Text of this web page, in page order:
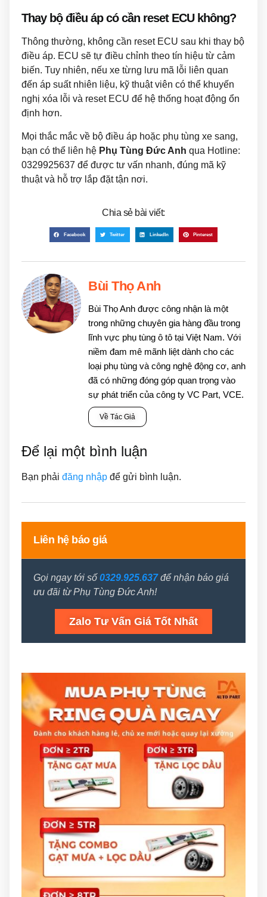
Thay bộ điều áp có cần reset ECU không?
Thông thường, không cần reset ECU sau khi thay bộ
điều áp. ECU sẽ tự điều chỉnh theo tín hiệu từ cảm
biến. Tuy nhiên, nếu xe từng lưu mã lỗi liên quan
đến áp suất nhiên liệu, kỹ thuật viên có thể khuyến
nghị xóa lỗi và reset ECU để hệ thống hoạt động ổn
định hơn.
Mọi thắc mắc về bộ điều áp hoặc phụ tùng xe sang,
bạn có thể liên hệ Phụ Tùng Đức Anh qua Hotline:
0329925637 để được tư vấn nhanh, đúng mã kỹ
thuật và hỗ trợ lắp đặt tận nơi.
Chia sẻ bài viết:
Facebook Twitter LinkedIn Pinterest
Bùi Thọ Anh
Bùi Thọ Anh được công nhận là một
trong những chuyên gia hàng đầu trong
lĩnh vực phụ tùng ô tô tại Việt Nam. Với
niềm đam mê mãnh liệt dành cho các
loại phụ tùng và công nghệ động cơ, anh
đã có những đóng góp quan trọng vào
sự phát triển của công ty VC Part, VCE.
Về Tác Giả
Để lại một bình luận
Bạn phải đăng nhập để gửi bình luận.
Liên hệ báo giá
Gọi ngay tới số 0329.925.637để nhận báo giá
ưu đãi từ Phụ Tùng Đức Anh!
Zalo Tư Vấn Giá Tốt Nhất